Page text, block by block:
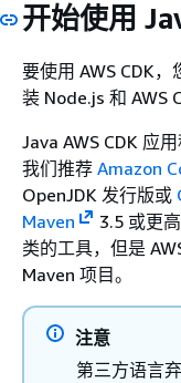
开始使用
要使用 AWS CDK
装 Node.js 和 AWS
Java AWS CDK 应
我们推荐 Amazon
OpenJDK 发行版或
Maven
3.5 或更
类的工具，但是
Maven 项目。
注意
第三方语言